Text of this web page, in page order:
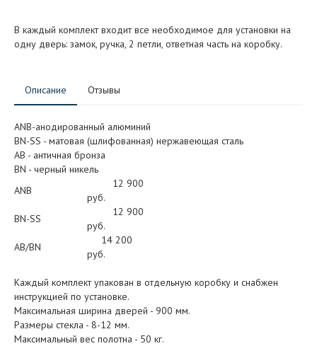
В каждый комплект входит все необходимое для установки на
одну дверь: замок, ручка, 2 петли, ответная часть на коробку.
Описание Отзывы
ANB-анодированный алюминий
BN-SS - матовая (шлифованная) нержавеющая сталь
АB - античная бронза
BN - черный никель
ANB
12 900
руб.
BN-SS
12 900
руб.
AB/BN
14 200
руб.
Каждый комплект упакован в отдельную коробку и снабжен
инструкцией по установке.
Максимальная ширина дверей - 900 мм.
Размеры стекла - 8-12 мм.
Максимальный вес полотна - 50 кг.